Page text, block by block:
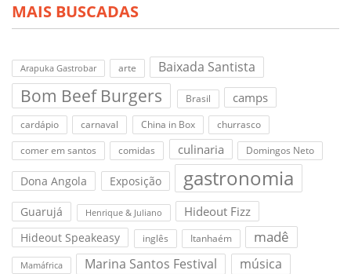
MAIS BUSCADAS
Arapuka Gastrobar arte Baixada Santista
Bom Beef Burgers Brasil camps
cardápio carnaval China in Box
churrasco
comer em santos
comidas culinaria Domingos Neto
Dona Angola Exposição gastronomia
Guarujá Henrique & Juliano Hideout Fizz
Hideout Speakeasy inglês Itanhaém madê
Mamáfrica Marina Santos Festival música